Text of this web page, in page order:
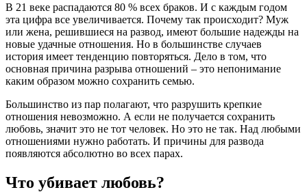
В 21 веке распадаются 80 % всех браков. И с каждым годом
эта цифра все увеличивается. Почему так происходит? Муж
или жена, решившиеся на развод, имеют большие надежды на
новые удачные отношения. Но в большинстве случаев
история имеет тенденцию повторяться. Дело в том, что
основная причина разрыва отношений – это непонимание
каким образом можно сохранить семью.
Большинство из пар полагают, что разрушить крепкие
отношения невозможно. А если не получается сохранить
любовь, значит это не тот человек. Но это не так. Над любыми
отношениями нужно работать. И причины для развода
появляются абсолютно во всех парах.
Что убивает любовь?